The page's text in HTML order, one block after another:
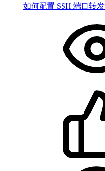
如何配置 SSH 端口转发